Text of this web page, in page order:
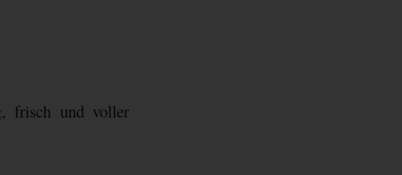
frisch und voller